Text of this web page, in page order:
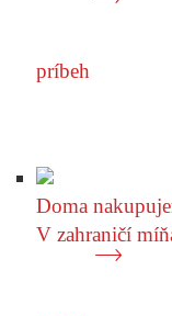
príbeh
Doma
V zahraničí